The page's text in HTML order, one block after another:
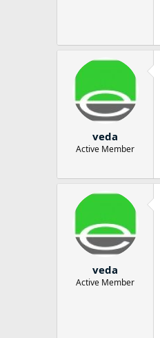
veda
Active Member
veda
Active Member